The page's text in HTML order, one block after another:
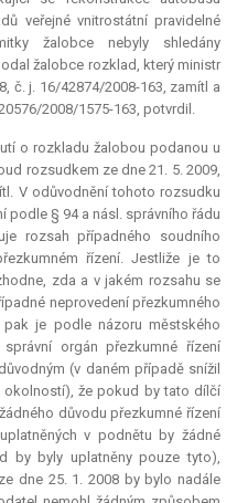
veřejné vnitrostátní pravidelné
žalobce nebyly shledány
žalobce rozklad, který ministr
č. j. 16/42874/2008-163, zamítl a
2008/1575-163, potvrdil.
o rozkladu žalobou podanou u
rozsudkem ze dne 21. 5. 2009,
V odůvodnění tohoto rozsudku
podle § 94 a násl. správního řádu
rozsah případného soudního
řízení. Jestliže je to
zda a v jakém rozsahu se
neprovedení přezkumného
je podle názoru městského
orgán přezkumné řízení
(v daném případě snížil
že pokud by tato dílčí
důvodu přezkumné řízení
v podnětu by žádné
by byly uplatněny pouze tyto),
dne 25. 1. 2008 by bylo nadále